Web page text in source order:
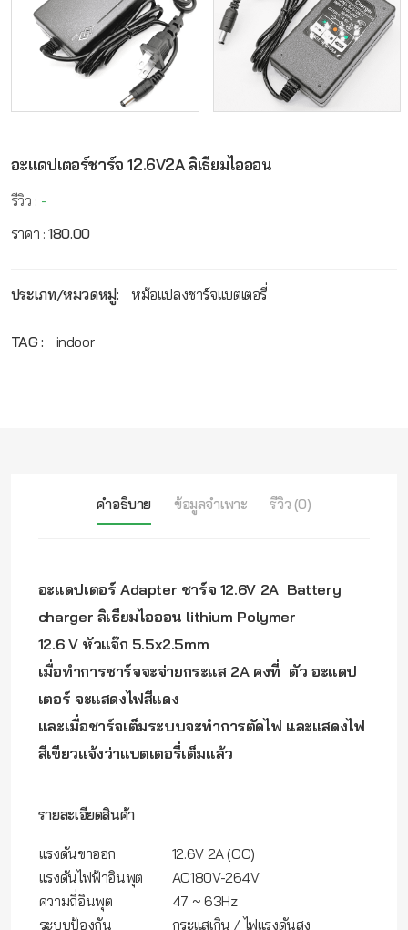
อะแดปเตอร์ชาร์จ 12.6V2A ลิเธียมไอออน
รีวิว : -
ราคา :180.00
ประเภท/หมวดหมู่: หม้อแปลงชาร์จแบตเตอรี่
TAG : indoor
คำอธิบาย ข้อมูลจำเพาะ รีวิว (0)
อะแดปเตอร์ Adapter ชาร์จ 12.6V 2A Battery
charger ลิเธียมไอออน lithium Polymer
12.6 V หัวแจ๊ก 5.5x2.5mm
เมื่อทำการชาร์จจะจ่ายกระแส 2A คงที่ ตัว อะแดป
เตอร์ จะแสดงไฟสีแดง
และเมื่อชาร์จเต็มระบบจะทำการตัดไฟ และแสดงไฟ
สีเขียวแจ้งว่าแบตเตอรี่เต็มแล้ว
รายละเอียดสินค้า
แรงดันขาออก
12.6V 2A (CC)
แรงดันไฟฟ้าอินพุต
AC180V-264V
ความถี่อินพุต
47 ~ 63Hz
ระบบป้องกัน
กระแสเกิน / ไฟแรงดันสูง